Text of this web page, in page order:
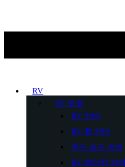
RV
RV 보호
RV 커버
RV 휠 커버
윈드 실드 커버
RV 에어컨 커버